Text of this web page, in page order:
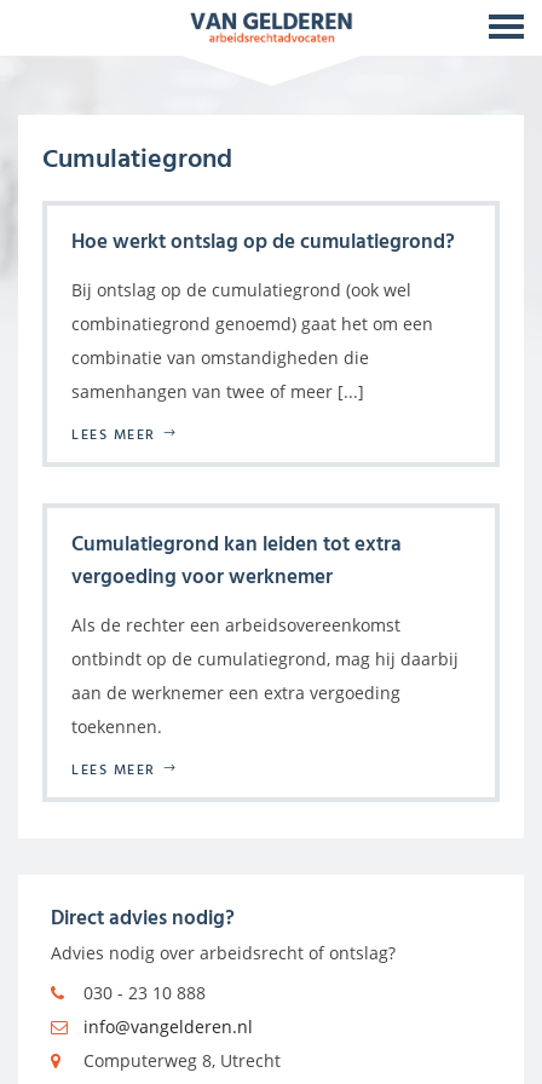
Cumulatiegrond
Hoe werkt ontslag op de cumulatiegrond?
Bij ontslag op de cumulatiegrond (ook wel
combinatiegrond genoemd) gaat het om een
combinatie van omstandigheden die
samenhangen van twee of meer [...]
LEES MEER
Cumulatiegrond kan leiden tot extra
vergoeding voor werknemer
Als de rechter een arbeidsovereenkomst
ontbindt op de cumulatiegrond, mag hij daarbij
aan de werknemer een extra vergoeding
toekennen.
LEES MEER
Direct advies nodig?
Advies nodig over arbeidsrecht of ontslag?
030 - 23 10 888
info@vangelderen.nl
Computerweg 8, Utrecht